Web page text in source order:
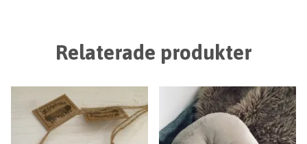
Relaterade produkter